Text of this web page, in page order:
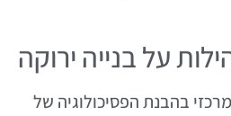
על בנייה ירוקה
בהבנת הפסיכולוגיה של